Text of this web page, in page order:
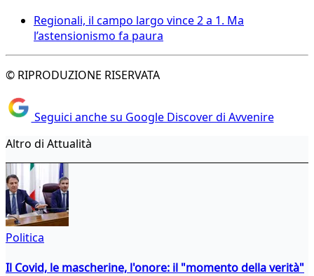
Regionali, il campo largo vince 2 a 1. Ma
l’astensionismo fa paura
© RIPRODUZIONE RISERVATA
Seguici anche su Google Discover di Avvenire
Altro di Attualità
Politica
Il Covid, le mascherine, l'onore: il "momento della verità"